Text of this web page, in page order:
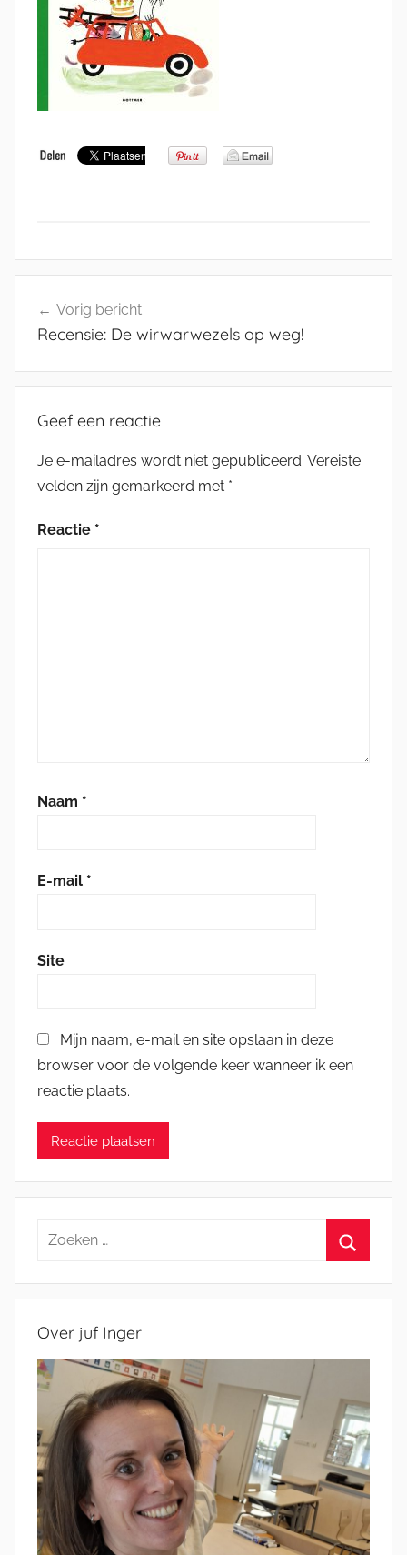
navigatie
Vorig bericht
Recensie: De wirwarwezels op weg!
Geef een reactie
Je e-mailadres wordt niet gepubliceerd. Vereiste
velden zijn gemarkeerd met *
Reactie *
Naam *
E-mail *
Site
Mijn naam, e-mail en site opslaan in deze
browser voor de volgende keer wanneer ik een
reactie plaats.
Zoeken
Over juf Inger